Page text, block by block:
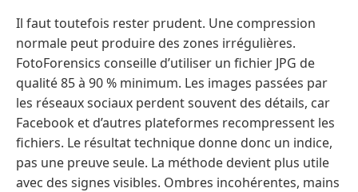
Il faut toutefois rester prudent. Une compression
normale peut produire des zones irrégulières.
FotoForensics conseille d’utiliser un fichier JPG de
qualité 85 à 90 % minimum. Les images passées par
les réseaux sociaux perdent souvent des détails, car
Facebook et d’autres plateformes recompressent les
fichiers. Le résultat technique donne donc un indice,
pas une preuve seule. La méthode devient plus utile
avec des signes visibles. Ombres incohérentes, mains